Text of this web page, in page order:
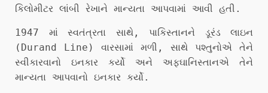
કિલોમીટર લાંબી રેખાને માન્યતા આપવામાં આવી હતી.
1947 માં સ્વતંત્રતા સાથે, પાકિસ્તાનને ડૂરંડ લાઇન
(Durand Line) વારસામાં મળી, સાથે પશ્તુનોએ તેને
સ્વીકારવાનો ઇનકાર કર્યો અને અફઘાનિસ્તાનએ તેને
માન્યતા આપવાનો ઇનકાર કર્યો.